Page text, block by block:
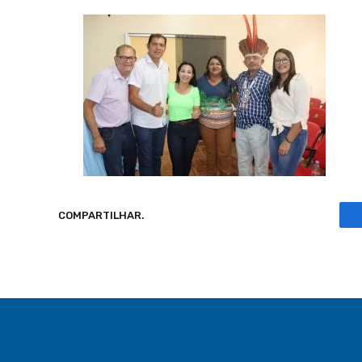
COMPARTILHAR.